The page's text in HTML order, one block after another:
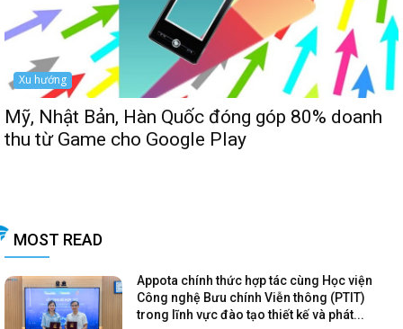
Xu hướng
Mỹ, Nhật Bản, Hàn Quốc đóng góp 80% doanh
thu từ Game cho Google Play
MOST READ
Appota chính thức hợp tác cùng Học viện
Công nghệ Bưu chính Viễn thông (PTIT)
trong lĩnh vực đào tạo thiết kế và phát...